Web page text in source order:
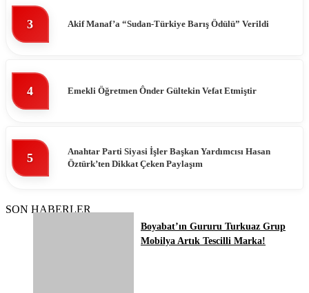
3 Akif Manaf’a “Sudan-Türkiye Barış Ödülü” Verildi
4 Emekli Öğretmen Ônder Gültekin Vefat Etmiştir
5
Anahtar Parti Siyasi İşler Başkan Yardımcısı Hasan
Öztürk’ten Dikkat Çeken Paylaşım
SON HABERLER
Boyabat’ın Gururu Turkuaz Grup
Mobilya Artık Tescilli Marka!